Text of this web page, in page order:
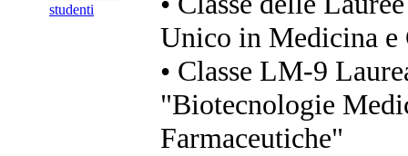
studenti
Unico in Medicina e
• Classe LM-9
"Biotecnologie
Farmaceutiche"